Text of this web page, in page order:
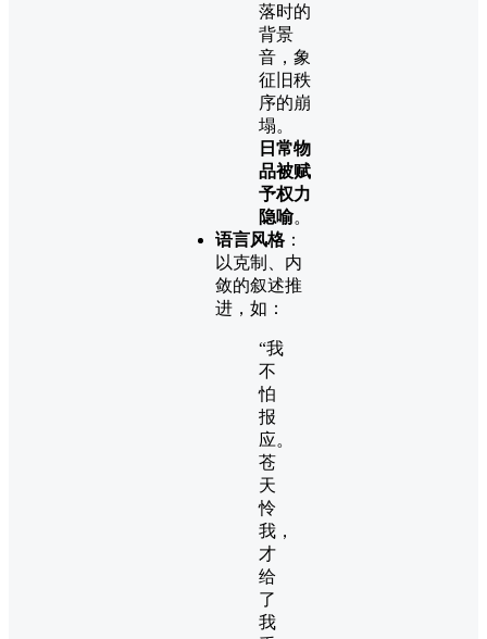
落时的
背景
音，象
征旧秩
序的崩
塌。
日常物
品被赋
予权力
隐喻。
语言风格：
以克制、内
敛的叙述推
进，如：
“我
不
怕
报
应。
苍
天
怜
我，
才
给
了
我